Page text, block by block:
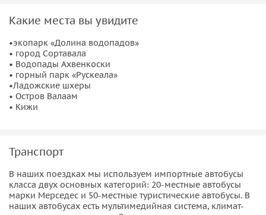
Какие места вы увидите
•экопарк «Долина водопадов»
• город Сортавала
• Водопады Ахвенкоски
• горный парк «Рускеала»
•Ладожские шхеры
• Остров Валаам
• Кижи
Транспорт
В наших поездках мы используем импортные автобусы
класса двух основных категорий: 20-местные автобусы
марки Мерседес и 50-местные туристические автобусы. В
наших автобусах есть мультимедийная система, климат-